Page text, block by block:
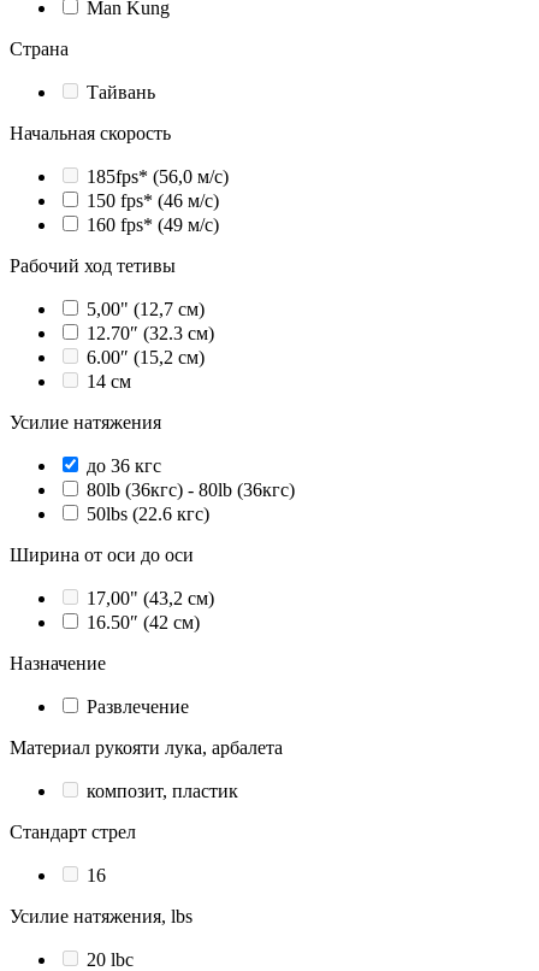
Man Kung
Страна
Тайвань
Начальная скорость
185fps* (56,0 м/с)
150 fps* (46 м/с)
160 fps* (49 м/с)
Рабочий ход тетивы
5,00" (12,7 см)
12.70″ (32.3 см)
6.00″ (15,2 см)
14 см
Усилие натяжения
до 36 кгс
80lb (36кгс) - 80lb (36кгс)
50lbs (22.6 кгс)
Ширина от оси до оси
17,00" (43,2 см)
16.50″ (42 см)
Назначение
Развлечение
Материал рукояти лука, арбалета
композит, пластик
Стандарт стрел
16
Усилие натяжения, lbs
20 lbc